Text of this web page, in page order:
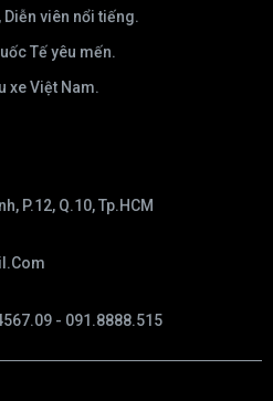
viên nổi tiếng.
Tế yêu mến.
xe Việt Nam.
P.12, Q.10, Tp.HCM
- 091.8888.515